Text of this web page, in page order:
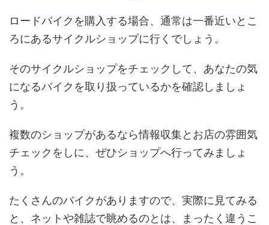
ロードバイクを購入する場合、通常は一番近いとこ
ろにあるサイクルショップに行くでしょう。
そのサイクルショップをチェックして、あなたの気
になるバイクを取り扱っているかを確認しましょ
う。
複数のショップがあるなら情報収集とお店の雰囲気
チェックをしに、ぜひショップへ行ってみましょ
う。
たくさんのバイクがありますので、実際に見てみる
と、ネットや雑誌で眺めるのとは、まったく違うこ